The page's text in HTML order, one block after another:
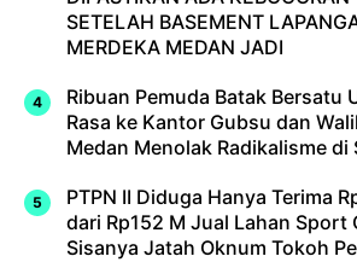
SETELAH BASEMENT
MERDEKA MEDAN JADI
Ribuan Pemuda Batak Bersatu
Rasa ke Kantor Gubsu dan
Medan Menolak Radikalisme di
PTPN II Diduga Hanya Terima
dari Rp152 M Jual Lahan Sport
Sisanya Jatah Oknum Tokoh